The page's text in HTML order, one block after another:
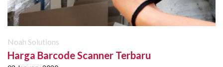
Noah Solutions
Harga Barcode Scanner Terbaru